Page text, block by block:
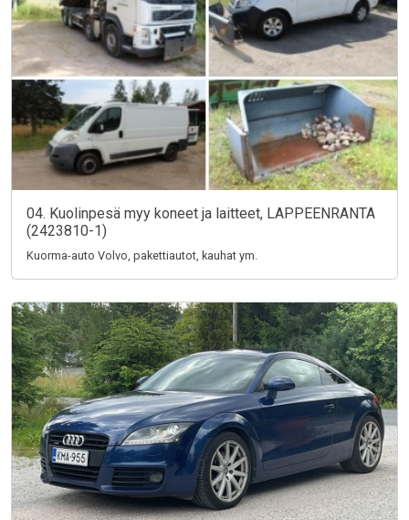
04. Kuolinpesä myy koneet ja laitteet, LAPPEENRANTA
(2423810-1)
Kuorma-auto Volvo, pakettiautot, kauhat ym.